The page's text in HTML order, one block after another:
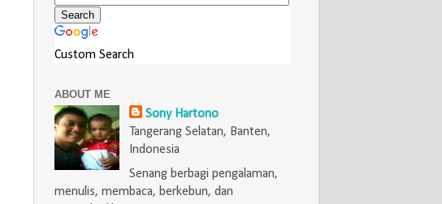
Custom Search
ABOUT ME
Sony Hartono
Tangerang Selatan, Banten,
Indonesia
Senang berbagi pengalaman,
menulis, membaca, berkebun, dan